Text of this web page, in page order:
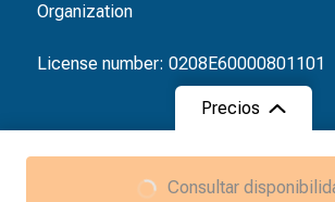
Precios
Consultar
Organization
License number: 0208E60000801101
Copyright © 2025 Tours Greece. All